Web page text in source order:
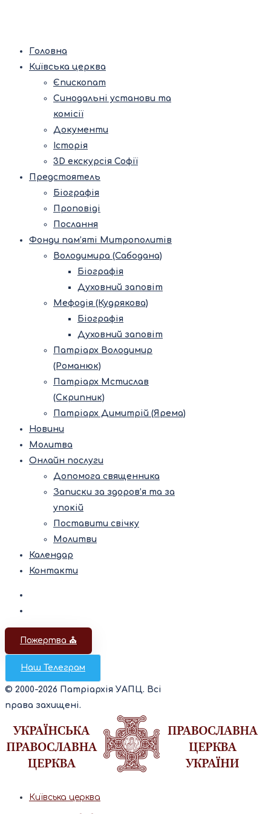
Головна
Київська церква
Єпископат
Синодальні установи та
комісії
Документи
Історія
3D екскурсія Софії
Предстоятель
Біографія
Проповіді
Послання
Фонди пам’яті Митрополитів
Володимира (Сабодана)
Біографія
Духовний заповіт
Мефодія (Кудрякова)
Біографія
Духовний заповіт
Патріарх Володимир
(Романюк)
Патріарх Мстислав
(Скрипник)
Патріарх Димитрій (Ярема)
Новини
Молитва
Онлайн послуги
Допомога священника
Записки за здоров’я та за
упокій
Поставити свічку
Молитви
Календар
Контакти
Пожертва ⛪️
Наш Телеграм
© 2000-2026 Патріархія УАПЦ. Всі
права захищені.
Київська церква